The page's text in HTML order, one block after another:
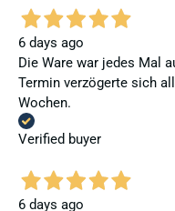
6 days ago
Die Ware war jedes Mal
Termin verzögerte sich
Wochen.
Verified buyer
6 days ago